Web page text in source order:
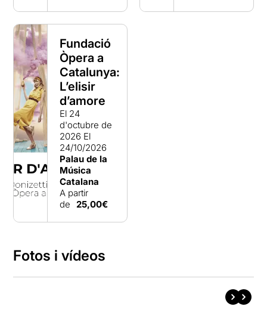
Fundació
Òpera a
Catalunya:
L’elisir
d’amore
El 24
d'octubre de
2026 El
24/10/2026
Palau de la
Música
Catalana
A partir
de 25,00€
Fotos i vídeos